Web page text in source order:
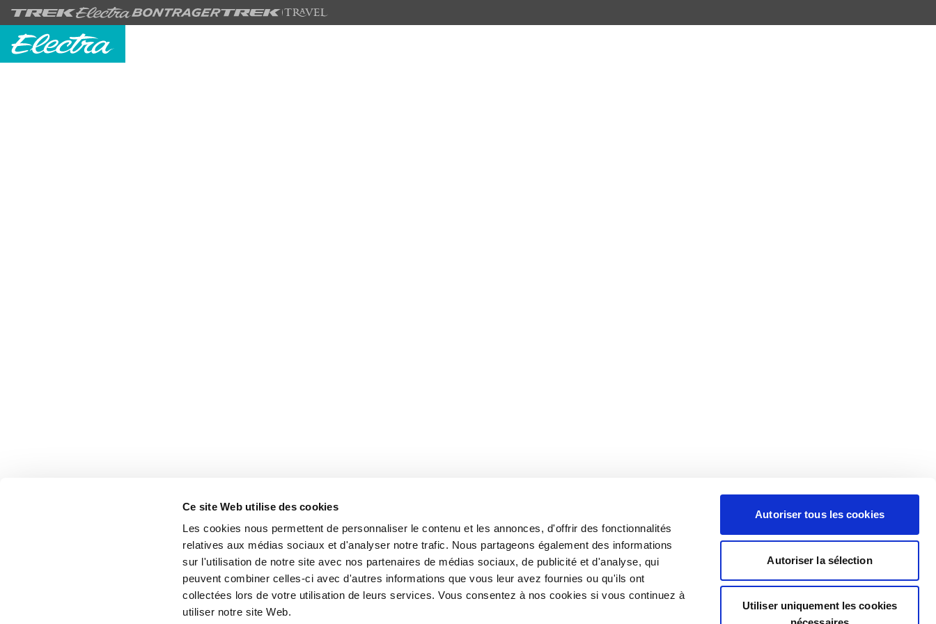
Ce site Web utilise des cookies
Les cookies nous permettent de personnaliser le contenu et les annonces, d'offrir des fonctionnalités
relatives aux médias sociaux et d'analyser notre trafic. Nous partageons également des informations
sur l'utilisation de notre site avec nos partenaires de médias sociaux, de publicité et d'analyse, qui
peuvent combiner celles-ci avec d'autres informations que vous leur avez fournies ou qu'ils ont
collectées lors de votre utilisation de leurs services. Vous consentez à nos cookies si vous continuez à
utiliser notre site Web.
Autoriser tous les cookies
Autoriser la sélection
Utiliser uniquement les cookies